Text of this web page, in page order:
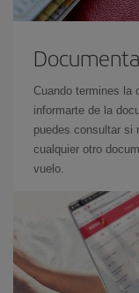
Cuando termines la
informarte de la
puedes consultar si
cualquier otro
vuelo.